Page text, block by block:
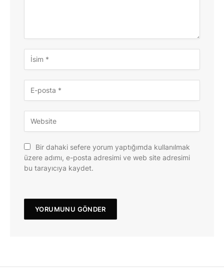
Bir dahaki sefere yorum yaptığımda kullanılmak
üzere adımı, e-posta adresimi ve web site adresimi
bu tarayıcıya kaydet.